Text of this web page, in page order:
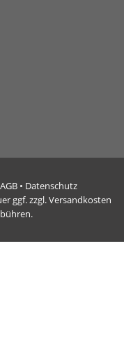
AGB • Datenschutz
ggf. zzgl. Versandkosten